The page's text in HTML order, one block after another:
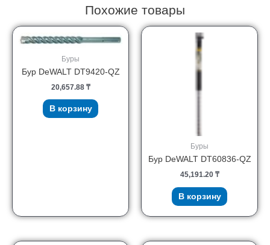
Похожие товары
Буры
Бур DeWALT DT9420-QZ
20,657.88 ₸
В корзину
Буры
Бур DeWALT DT60836-QZ
45,191.20 ₸
В корзину